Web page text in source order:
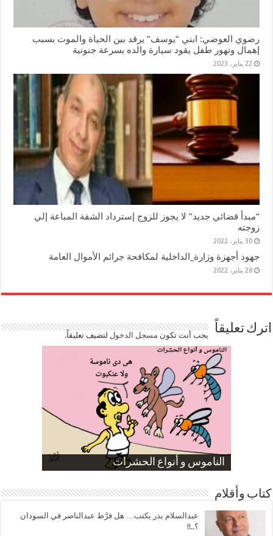
رضوي العوضي: ابني “يوسف” يرقد بين الحياة والموت بسبب
إهمال وتهور طفل يقود سيارة والده بسرعة جنونية
22 يناير، 2023
“مبدأ قضائي جديد” لا يجوز للزوج إسترداد الشقة المباعة إلي
زوجته
30 يناير، 2022
جهود أجهزة وزارة_الداخلية لمكافحة جرائم الأموال العامة
28 يناير، 2022
اترك تعليقاً يجب أنت تكون مسجل الدخوللتضيف تعليقاً.
الناموس و أنواع الحشرات
الموظفين بعد ارتفاع الأسعار
ارتفاع نسبة الطلاق في مصر
صورة كاركاتيرية
صورة كاركاتيرية
كتاب وأقلام
عبدالسلام بدر يكتب… هل فرَّط عبدالناصر في السودان
؟..!!